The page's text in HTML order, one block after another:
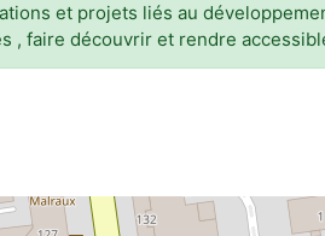
et projets liés au
, faire découvrir et rendre